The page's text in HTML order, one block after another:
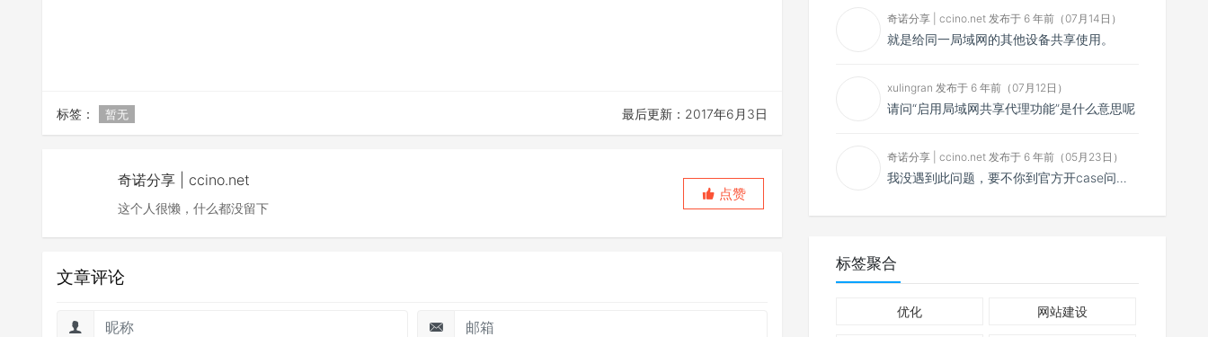
标签： 暂无 最后更新：2017年6月3日
奇诺分享 | ccino.net
这个人很懒，什么都没留下
点赞
文章评论
奇诺分享 | ccino.net 发布于 6 年前（07月14日）
就是给同一局域网的其他设备共享使用。
xulingran 发布于 6 年前（07月12日）
请问“启用局域网共享代理功能”是什么意思呢
奇诺分享 | ccino.net 发布于 6 年前（05月23日）
我没遇到此问题，要不你到官方开case问问看？
标签聚合
优化 网站建设